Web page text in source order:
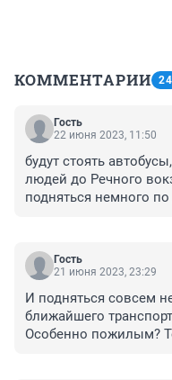
КОММЕНТАРИИ 24
Гость
22 июня 2023, 11:50
будут стоять
людей до Речного
подняться немного
Анна ,что курит?
Гость
21 июня 2023, 23:29
И подняться совсем
ближайшего
Особенно пожилым?
как она после